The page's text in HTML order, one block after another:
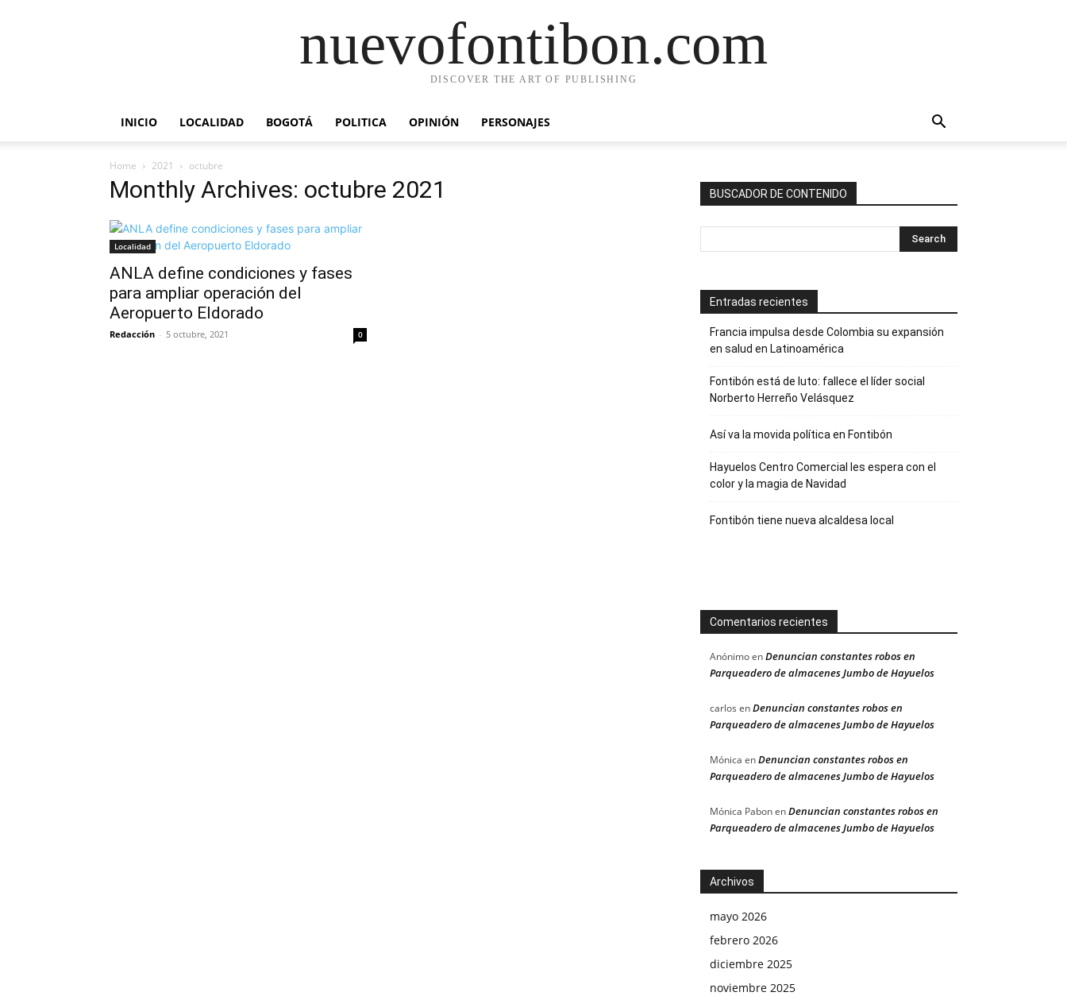
nuevofontibon.com
DISCOVER THE ART OF PUBLISHING
INICIO LOCALIDAD BOGOTÁ POLITICA OPINIÓN PERSONAJES
Home 2021 octubre
Monthly Archives: octubre 2021
Localidad
ANLA define condiciones y fases
para ampliar operación del
Aeropuerto Eldorado
Redacción - 5 octubre, 2021 0
BUSCADOR DE CONTENIDO
Entradas recientes
Francia impulsa desde Colombia su expansión
en salud en Latinoamérica
Fontibón está de luto: fallece el líder social
Norberto Herreño Velásquez
Así va la movida política en Fontibón
Hayuelos Centro Comercial les espera con el
color y la magia de Navidad
Fontibón tiene nueva alcaldesa local
Comentarios recientes
AnónimoenDenuncian constantes robos en
Parqueadero de almacenes Jumbo de Hayuelos
carlos enDenuncian constantes robos en
Parqueadero de almacenes Jumbo de Hayuelos
Mónica enDenuncian constantes robos en
Parqueadero de almacenes Jumbo de Hayuelos
Mónica PabonenDenuncian constantes robos en
Parqueadero de almacenes Jumbo de Hayuelos
Archivos
mayo 2026
febrero 2026
diciembre 2025
noviembre 2025